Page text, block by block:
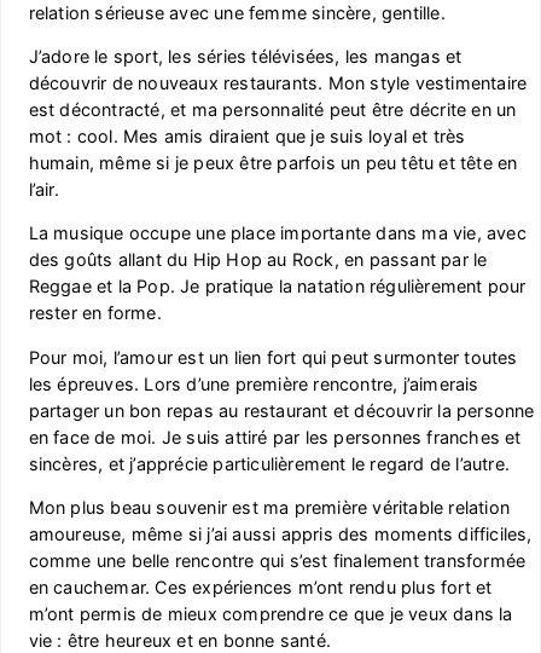
relation sérieuse avec une femme sincère, gentille.
J’adore le sport, les séries télévisées, les mangas et
découvrir de nouveaux restaurants. Mon style vestimentaire
est décontracté, et ma personnalité peut être décrite en un
mot : cool. Mes amis diraient que je suis loyal et très
humain, même si je peux être parfois un peu têtu et tête en
l’air.
La musique occupe une place importante dans ma vie, avec
des goûts allant du Hip Hop au Rock, en passant par le
Reggae et la Pop. Je pratique la natation régulièrement pour
rester en forme.
Pour moi, l’amour est un lien fort qui peut surmonter toutes
les épreuves. Lors d’une première rencontre, j’aimerais
partager un bon repas au restaurant et découvrir la personne
en face de moi. Je suis attiré par les personnes franches et
sincères, et j’apprécie particulièrement le regard de l’autre.
Mon plus beau souvenir est ma première véritable relation
amoureuse, même si j’ai aussi appris des moments difficiles,
comme une belle rencontre qui s’est finalement transformée
en cauchemar. Ces expériences m’ont rendu plus fort et
m’ont permis de mieux comprendre ce que je veux dans la
vie : être heureux et en bonne santé.